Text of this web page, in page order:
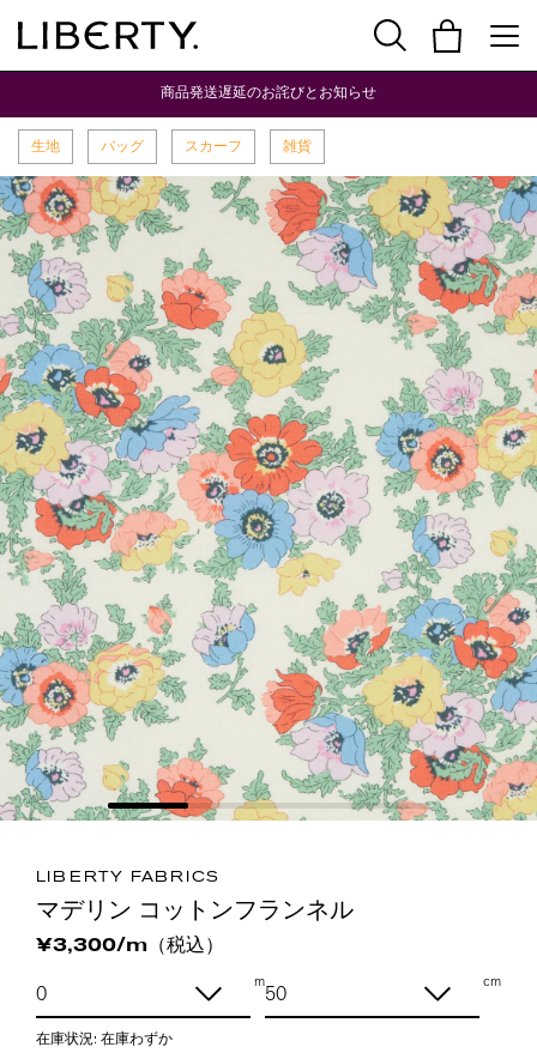
商品発送遅延のお詫びとお知らせ
生地 バッグ スカーフ 雑貨
LIBERTY FABRICS
マデリン コットンフランネル
¥3,300/m（税込）
m cm
在庫状況: 在庫わずか